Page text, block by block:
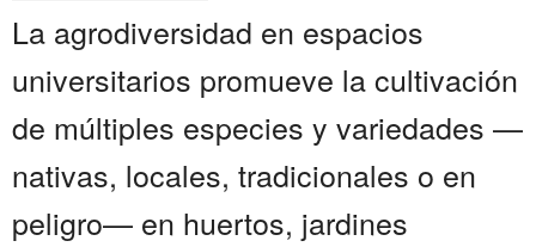
La agrodiversidad en espacios
universitarios promueve la cultivación
de múltiples especies y variedades —
nativas, locales, tradicionales o en
peligro— en huertos, jardines